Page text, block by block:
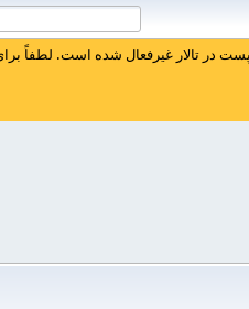
در تالار غیرفعال شده است. لطفاً